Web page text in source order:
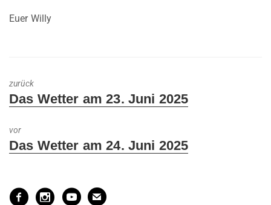
Euer Willy
zurück
Previous
Das Wetter am 23. Juni 2025
vor
Next
Das Wetter am 24. Juni 2025